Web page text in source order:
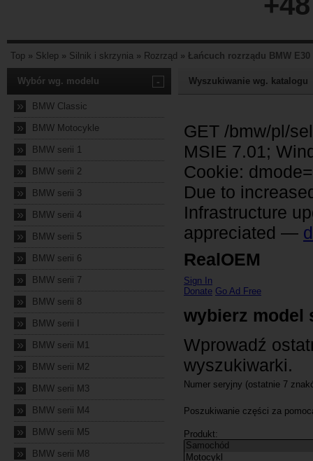
Top » Sklep » Silnik i skrzynia » Rozrząd » Łańcuch rozrządu BMW E30
Wybór wg. modelu -
» BMW Classic
» BMW Motocykle
» BMW serii 1
» BMW serii 2
» BMW serii 3
» BMW serii 4
» BMW serii 5
» BMW serii 6
» BMW serii 7
» BMW serii 8
» BMW serii I
» BMW serii M1
» BMW serii M2
» BMW serii M3
» BMW serii M4
» BMW serii M5
» BMW serii M8
Wyszukiwanie wg. katalogu